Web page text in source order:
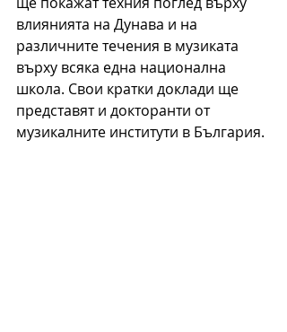
влиянията на Дунава и на
различните течения в музиката
върху всяка една национална
школа. Свои кратки доклади ще
представят и докторанти от
музикалните институти в България.